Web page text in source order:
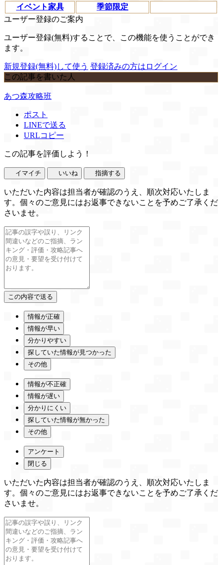
イベント家具
季節限定
ユーザー登録のご案内
ユーザー登録(無料)することで、この機能を使うことができ
ます。
新規登録(無料)して使う 登録済みの方はログイン
この記事を書いた人
あつ森攻略班
ポスト
LINEで送る
URLコピー
この記事を評価しよう！
イマイチ いいね 指摘する
いただいた内容は担当者が確認のうえ、順次対応いたしま
す。個々のご意見にはお返事できないことを予めご了承くだ
さいませ。
情報が正確
情報が早い
分かりやすい
探していた情報が見つかった
その他
情報が不正確
情報が遅い
分かりにくい
探していた情報が無かった
その他
アンケート
閉じる
いただいた内容は担当者が確認のうえ、順次対応いたしま
す。個々のご意見にはお返事できないことを予めご了承くだ
さいませ。